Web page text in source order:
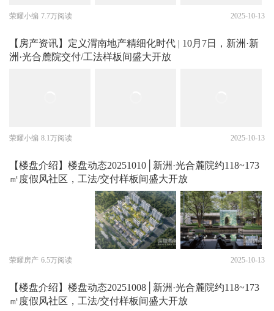
荣耀小编 7.7万阅读 2025-10-13
【房产资讯】定义渭南地产精细化时代 | 10月7日，新洲·新
洲·光合麓院交付/工法样板间盛大开放
荣耀小编 8.1万阅读 2025-10-13
【楼盘介绍】楼盘动态20251010│新洲·光合麓院约118~173
㎡度假风社区，工法/交付样板间盛大开放
荣耀房产 6.5万阅读 2025-10-13
【楼盘介绍】楼盘动态20251008│新洲·光合麓院约118~173
㎡度假风社区，工法/交付样板间盛大开放